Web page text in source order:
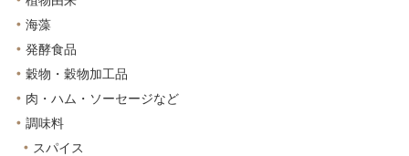
海藻
発酵食品
穀物・穀物加工品
肉・ハム・ソーセージなど
調味料
スパイス